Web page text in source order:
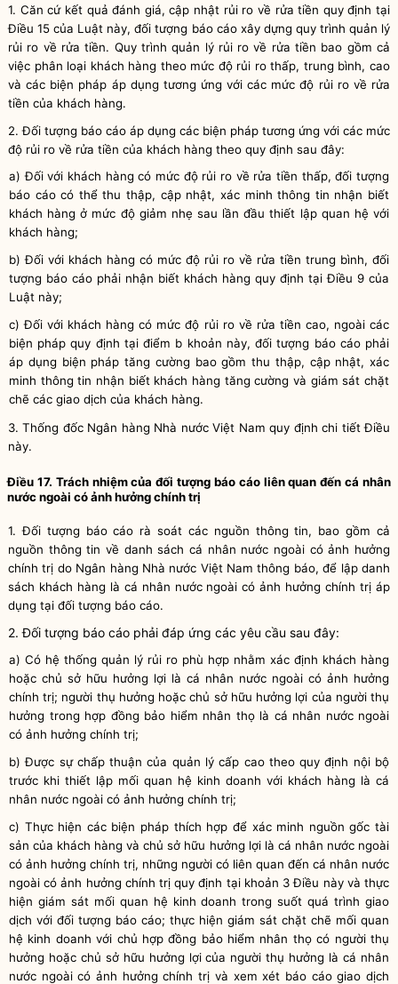
1. Căn cứ kết quả đánh giá, cập nhật rủi ro về rửa tiền quy định tại
Điều 15 của Luật này, đối tượng báo cáo xây dựng quy trình quản lý
rủi ro về rửa tiền. Quy trình quản lý rủi rovề rửa tiền bao gồm cả
việc phân loại khách hàng theo mức độ rủi ro thấp, trung bình, cao
và các biện pháp áp dụng tương ứng với các mức độ rủi ro về rửa
tiền của khách hàng.
2. Đối tượng báo cáo áp dụng các biện pháp tương ứng với các mức
độ rủi ro về rửa tiền của khách hàng theo quy định sau đây:
a) Đối với khách hàng có mức độ rủi ro về rửa tiền thấp, đối tượng
báo cáo có thể thu thập, cập nhật, xác minh thông tin nhận biết
khách hàng ở mức độ giảm nhẹ sau lần đầu thiết lập quan hệ với
khách hàng;
b) Đối với khách hàng có mức độ rủi ro về rửa tiền trung bình, đối
tượng báo cáo phải nhận biết khách hàng quy định tại Điều 9 của
Luật này;
c) Đối với khách hàng có mức độ rủi ro về rửa tiền cao, ngoài các
biện pháp quy định tại điểm b khoản này,đối tượng báo cáo phải
áp dụng biện pháp tăng cường bao gồm thu thập, cập nhật, xác
minh thông tin nhận biết khách hàng tăng cường và giám sát chặt
chẽ các giao dịch của khách hàng.
3. Thống đốc Ngân hàng Nhà nước Việt Nam quy định chi tiết Điều
này.
Điều 17. Trách nhiệm của đối tượng báo cáo liên quan đến cá nhân
nước ngoài có ảnh hưởng chính trị
1. Đối tượng báo cáo rà soát các nguồn thông tin, bao gồm cả
nguồn thông tin về danh sách cá nhân nước ngoài có ảnh hưởng
chính trị do Ngân hàng Nhà nước Việt Nam thông báo, để lập danh
sách khách hàng là cá nhân nước ngoài có ảnh hưởng chính trị áp
dụng tại đối tượng báo cáo.
2. Đối tượng báo cáo phải đáp ứng các yêu cầu sau đây:
a) Có hệ thống quản lý rủi ro phù hợp nhằm xác định khách hàng
hoặc chủ sở hữu hưởng lợi là cá nhân nước ngoài có ảnh hưởng
chính trị; người thụ hưởng hoặc chủ sở hữu hưởng lợi của người thụ
hưởng trong hợp đồng bảo hiểm nhân thọ là cá nhân nước ngoài
có ảnh hưởng chính trị;
b) Được sự chấp thuận của quản lý cấp cao theo quy định nội bộ
trước khi thiết lập mối quan hệ kinh doanh với khách hàng là cá
nhân nước ngoài có ảnh hưởng chính trị;
c) Thực hiện các biện pháp thích hợp để xác minh nguồn gốc tài
sản của khách hàng và chủ sở hữu hưởng lợi là cá nhân nước ngoài
có ảnh hưởng chính trị, những người có liên quan đến cá nhân nước
ngoài có ảnh hưởng chính trị quy định tại khoản 3 Điều này và thực
hiện giám sát mối quan hệ kinh doanh trong suốt quá trình giao
dịch với đối tượng báo cáo; thực hiện giám sát chặt chẽ mối quan
hệ kinh doanh với chủ hợp đồng bảo hiểm nhân thọ có người thụ
hưởng hoặc chủ sở hữu hưởng lợi của người thụ hưởng là cá nhân
nước ngoài có ảnh hưởng chính trị và xem xét báo cáo giao dịch